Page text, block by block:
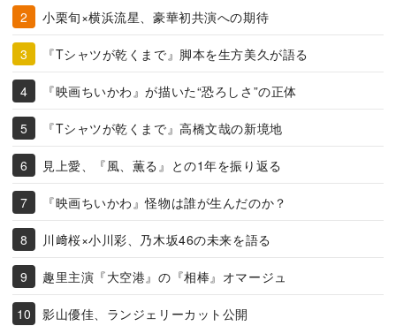
小栗旬×横浜流星、豪華初共演への期待
『Tシャツが乾くまで』脚本を生方美久が語る
『映画ちいかわ』が描いた“恐ろしさ”の正体
『Tシャツが乾くまで』高橋文哉の新境地
見上愛、『風、薫る』との1年を振り返る
『映画ちいかわ』怪物は誰が生んだのか？
川﨑桜×小川彩、乃木坂46の未来を語る
趣里主演『大空港』の『相棒』オマージュ
影山優佳、ランジェリーカット公開